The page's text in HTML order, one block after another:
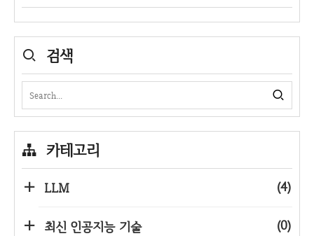
검색
카테고리
LLM (4)
최신 인공지능 기술 (0)